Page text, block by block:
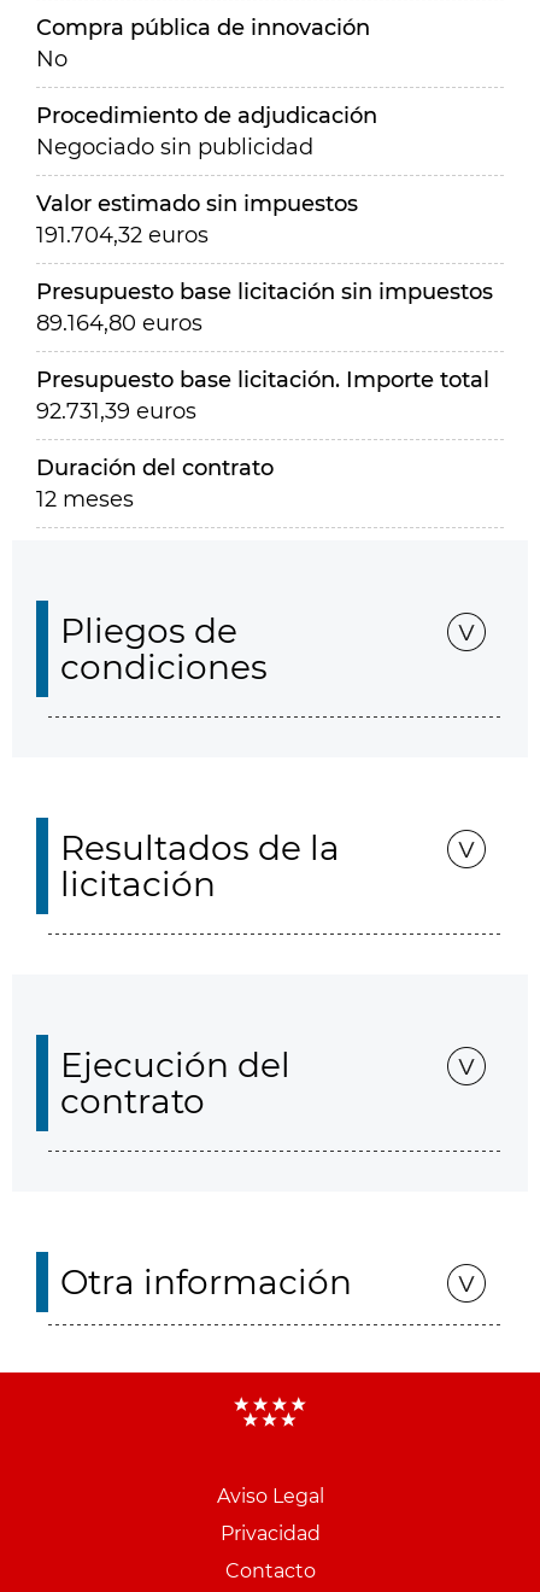
Compra pública de innovación
No
Procedimiento de adjudicación
Negociado sin publicidad
Valor estimado sin impuestos
191.704,32 euros
Presupuesto base licitación sin impuestos
89.164,80 euros
Presupuesto base licitación. Importe total
92.731,39 euros
Duración del contrato
12 meses
Pliegos de
condiciones
Resultados de la
licitación
Ejecución del
contrato
Otra información
Aviso Legal
Privacidad
Contacto